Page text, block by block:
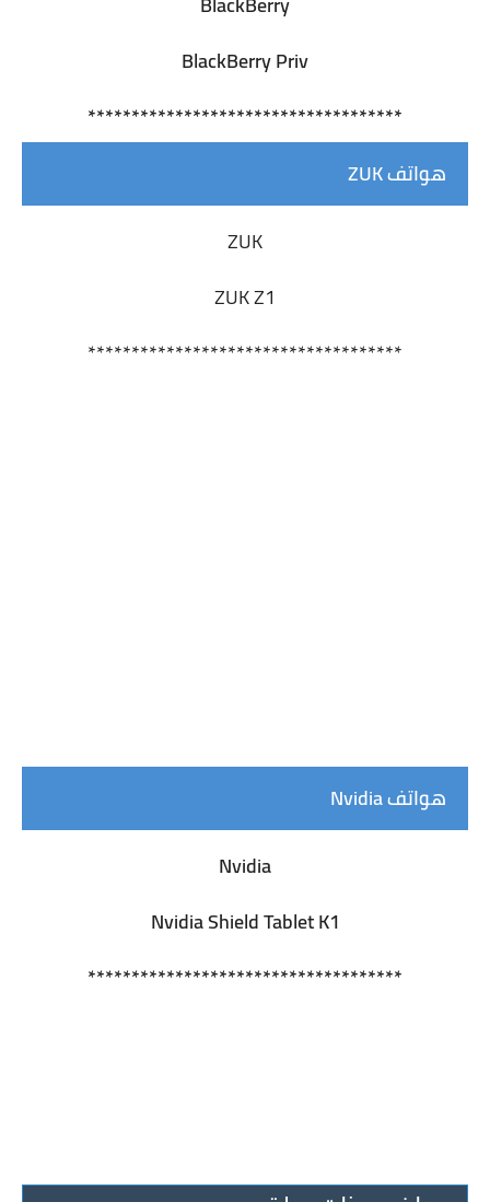
BlackBerry Priv
************************************
هواتف ZUK
ZUK
ZUK Z1
************************************
هواتف Nvidia
Nvidia
Nvidia Shield Tablet K1
************************************